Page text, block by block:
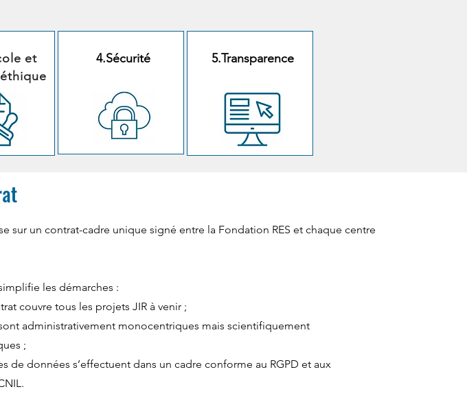
et
4.Sécurité 5.Transparence
sur un contrat-cadre unique signé entre la Fondation RES et chaque centre
les démarches :
couvre tous les projets JIR à venir ;
administrativement monocentriques mais scientifiquement
;
de données s’effectuent dans un cadre conforme au RGPD et aux